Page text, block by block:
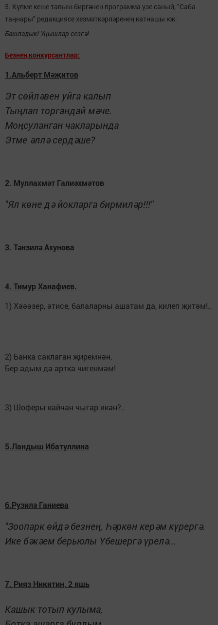
5. Күпме кеше тавыш биргәнен программа үзе саный, "Саба
таңнары" редакциясе хезмәткәрләренең катнашы юк.
Башладык! Уңышлар сезгә!
Безнең конкурсантлар:
1.Альберт Мәҗитов
Эт сөйләвен уйга калып
Тыңлап торгандай мәче.
Моңсуланган чакларында
Этме әллә сердәше?
2. Муллахмәт Галиәхмәтов
"Ял көне дә йокларга бирмиләр!!!"
3. Тәнзилә Ахунова
4. Тимур Ханафиев.
1) Хәәәзер, әтисе, балаларны ашатам да, килеп җитәм!..
2) Банка саклаган җиремнән,
Бер адым да артка чигенмәм!
3) Шоферы кайчан чыгар икән?..
5.Ландыш Ибатуллина
6.Рузилә Ганиева
"Зоопарк өйдә безнең, Һәркөн керәм күрергә.
Ике бәкәем берьюлы Үбешергә үрелә...
7. Рияз Никитин, 2 яшь
Кашык тотып кулыма,